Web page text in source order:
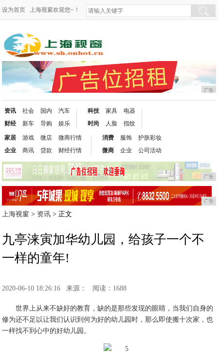
设为首页 上海视窗欢迎您~！
广告
资讯
财经
社会
新车
国内
导购
汽车
娱乐
科技
时尚
家具
人脸
电器
指纹
家居
企业
游戏
商讯
微店
贷款
微商行情
财经行情
消费
微商
服饰
企业
护肤彩妆
公司活动
广告
广告
上海视窗 > 资讯 > 正文
九亭涞寅加华幼儿园，给孩子一个不
一样的童年!
2020-06-10 18:26:16 来源： 阅读：1688
世界上从来不缺好的教育，缺的是那些发现的眼睛，当我们自身的
修为还不足以让我们认识到何为好的幼儿园时，那么即使搬十次家，也
一样找不到心中的好幼儿园。